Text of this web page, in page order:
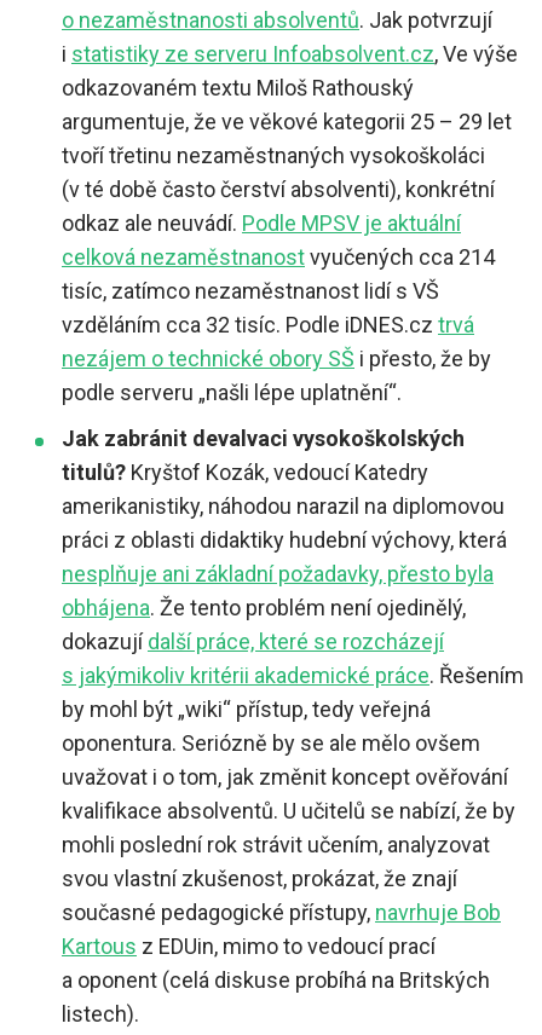
o nezaměstnanosti absolventů. Jak potvrzují
i statistiky ze serveru Infoabsolvent.cz, Ve výše
odkazovaném textu Miloš Rathouský
argumentuje, že ve věkové kategorii 25 – 29 let
tvoří třetinu nezaměstnaných vysokoškoláci
(v té době často čerství absolventi), konkrétní
odkaz ale neuvádí. Podle MPSV je aktuální
celková nezaměstnanostvyučených cca 214
tisíc, zatímco nezaměstnanost lidí s VŠ
vzděláním cca 32 tisíc. Podle iDNES.cz trvá
nezájem o technické obory SŠ i přesto, že by
podle serveru „našli lépe uplatnění“.
Jak zabránit devalvaci vysokoškolských
titulů? Kryštof Kozák, vedoucí Katedry
amerikanistiky, náhodou narazil na diplomovou
práci z oblasti didaktiky hudební výchovy, která
nesplňuje ani základní požadavky, přesto byla
obhájena. Že tento problém není ojedinělý,
dokazujídalší práce, které se rozcházejí
s jakýmikoliv kritérii akademické práce. Řešením
by mohl být „wiki“ přístup, tedy veřejná
oponentura. Seriózně by se ale mělo ovšem
uvažovat i o tom, jak změnit koncept ověřování
kvalifikace absolventů. U učitelů se nabízí, že by
mohli poslední rok strávit učením, analyzovat
svou vlastní zkušenost, prokázat, že znají
současné pedagogické přístupy, navrhuje Bob
Kartous z EDUin, mimo to vedoucí prací
a oponent (celá diskuse probíhá na Britských
listech).